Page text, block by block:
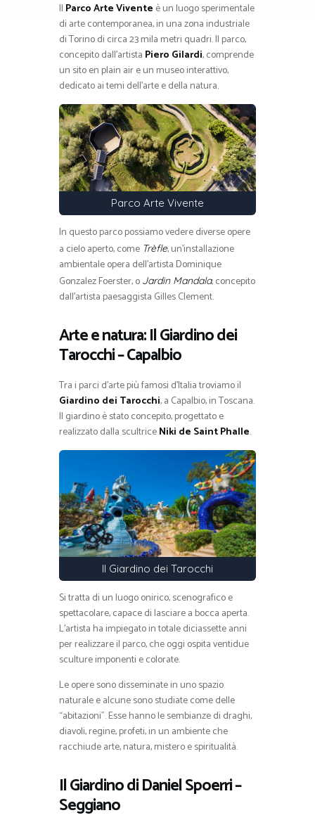
Il Parco Arte Vivente è un luogo sperimentale
di arte contemporanea, in una zona industriale
di Torino di circa 23 mila metri quadri. Il parco,
concepito dall’artista Piero Gilardi, comprende
un sito en plain air e un museo interattivo,
dedicato ai temi dell’arte e della natura.
Parco Arte Vivente
In questo parco possiamo vedere diverse opere
a cielo aperto, come Trèfle, un’installazione
ambientale opera dell’artista Dominique
Gonzalez Foerster, o Jardin Mandala, concepito
dall’artista paesaggista Gilles Clement.
Arte e natura: Il Giardino dei
Tarocchi – Capalbio
Tra i parci d’arte più famosi d’Italia troviamo il
Giardino dei Tarocchi, a Capalbio, in Toscana.
Il giardino è stato concepito, progettato e
realizzato dalla scultriceNiki de Saint Phalle.
Il Giardino dei Tarocchi
Si tratta di un luogo onirico, scenografico e
spettacolare, capace di lasciare a bocca aperta.
L’artista ha impiegato in totale diciassette anni
per realizzare il parco, che oggi ospita ventidue
sculture imponenti e colorate.
Le opere sono disseminate in uno spazio
naturale e alcune sono studiate come delle
“abitazioni”. Esse hanno le sembianze di draghi,
diavoli, regine, profeti, in un ambiente che
racchiude arte, natura, mistero e spiritualità.
Il Giardino di Daniel Spoerri –
Seggiano